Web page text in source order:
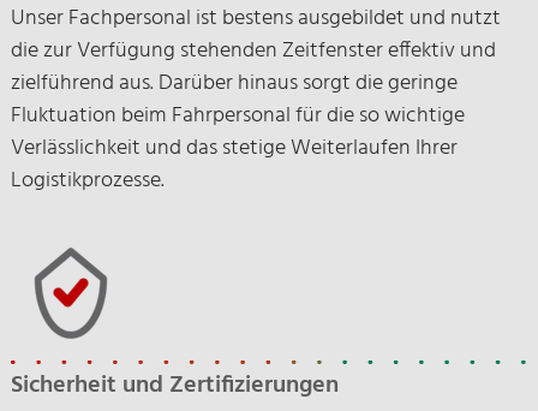
Unser Fachpersonal ist bestens ausgebildet und nutzt
die zur Verfügung stehenden Zeitfenster effektiv und
zielführend aus. Darüber hinaus sorgt die geringe
Fluktuation beim Fahrpersonal für die so wichtige
Verlässlichkeit und das stetige Weiterlaufen Ihrer
Logistikprozesse.
Sicherheit und Zertifizierungen